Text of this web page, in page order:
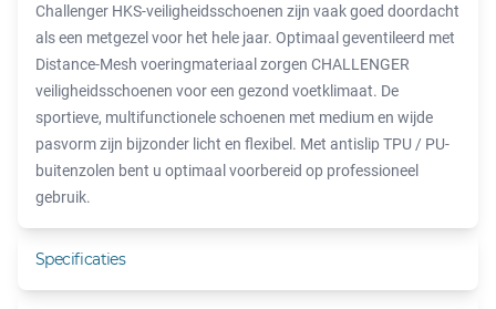
Challenger HKS-veiligheidsschoenen zijn vaak goed doordacht
als een metgezel voor het hele jaar. Optimaal geventileerd met
Distance-Mesh voeringmateriaal zorgen CHALLENGER
veiligheidsschoenen voor een gezond voetklimaat. De
sportieve, multifunctionele schoenen met medium en wijde
pasvorm zijn bijzonder licht en flexibel. Met antislip TPU / PU-
buitenzolen bent u optimaal voorbereid op professioneel
gebruik.
Specificaties